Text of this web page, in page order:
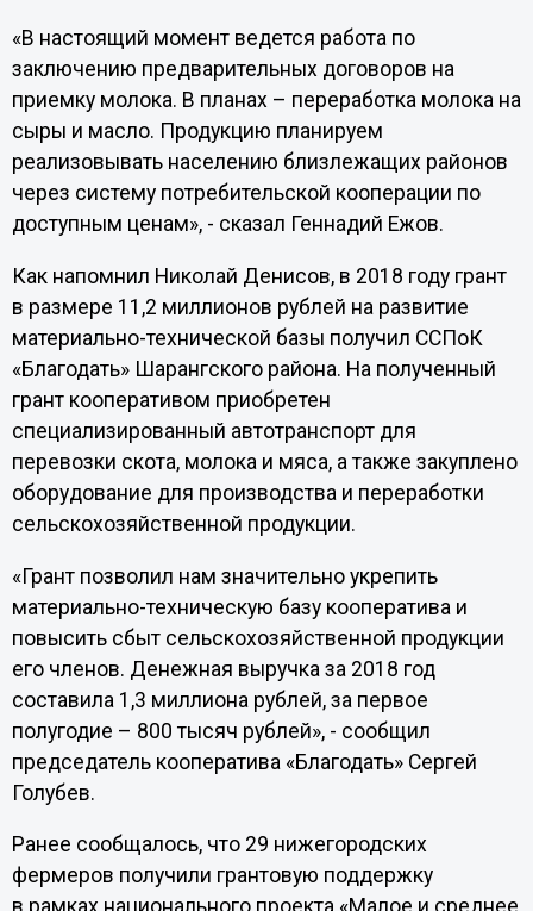
«В настоящий момент ведется работа по
заключению предварительных договоров на
приемку молока. В планах – переработка молока на
сыры и масло. Продукцию планируем
реализовывать населению близлежащих районов
через систему потребительской кооперации по
доступным ценам», - сказал Геннадий Ежов.
Как напомнил Николай Денисов, в 2018 году грант
в размере 11,2 миллионов рублей на развитие
материально-технической базы получил ССПоК
«Благодать» Шарангского района. На полученный
грант кооперативом приобретен
специализированный автотранспорт для
перевозки скота, молока и мяса, а также закуплено
оборудование для производства и переработки
сельскохозяйственной продукции.
«Грант позволил нам значительно укрепить
материально-техническую базу кооператива и
повысить сбыт сельскохозяйственной продукции
его членов. Денежная выручка за 2018 год
составила 1,3 миллиона рублей, за первое
полугодие – 800 тысяч рублей», - сообщил
председатель кооператива «Благодать» Сергей
Голубев.
Ранее сообщалось, что 29 нижегородских
фермеров получили грантовую поддержку